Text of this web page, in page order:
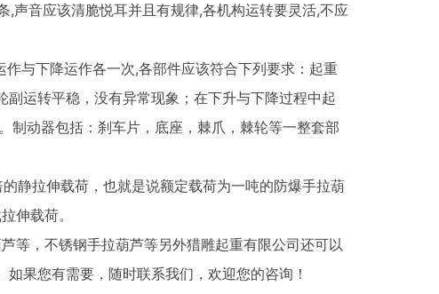
音应该清脆悦耳并且有规律,各机构运转要灵活,不应
与下降运作各一次,各部件应该符合下列要求：起重
运转平稳，没有异常现象；在下升与下降过程中起
制动器包括：刹车片，底座，棘爪，棘轮等一整套部
拉伸载荷，也就是说额定载荷为一吨的防爆手拉葫
伸载荷。
等，不锈钢手拉葫芦等另外猎雕起重有限公司还可以
果您有需要，随时联系我们，欢迎您的咨询！